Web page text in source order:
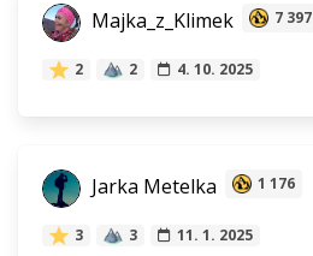
Majka_z_Klimek 7 397
2 2 4. 10. 2025
Jarka Metelka 1 176
3 3
11. 1. 2025